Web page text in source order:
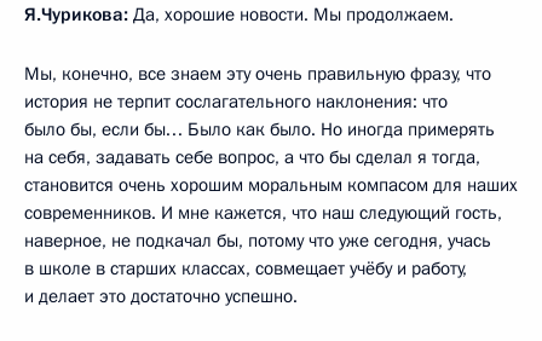
Я.Чурикова: Да, хорошие новости. Мы продолжаем.
Мы, конечно, все знаем эту очень правильную фразу, что
история не терпит сослагательного наклонения: что
было бы, если бы… Было как было. Но иногда примерять
на себя, задавать себе вопрос, а что бы сделал я тогда,
становится очень хорошим моральным компасом для наших
современников. И мне кажется, что наш следующий гость,
наверное, не подкачал бы, потому что уже сегодня, учась
в школе в старших классах, совмещает учёбу и работу,
и делает это достаточно успешно.